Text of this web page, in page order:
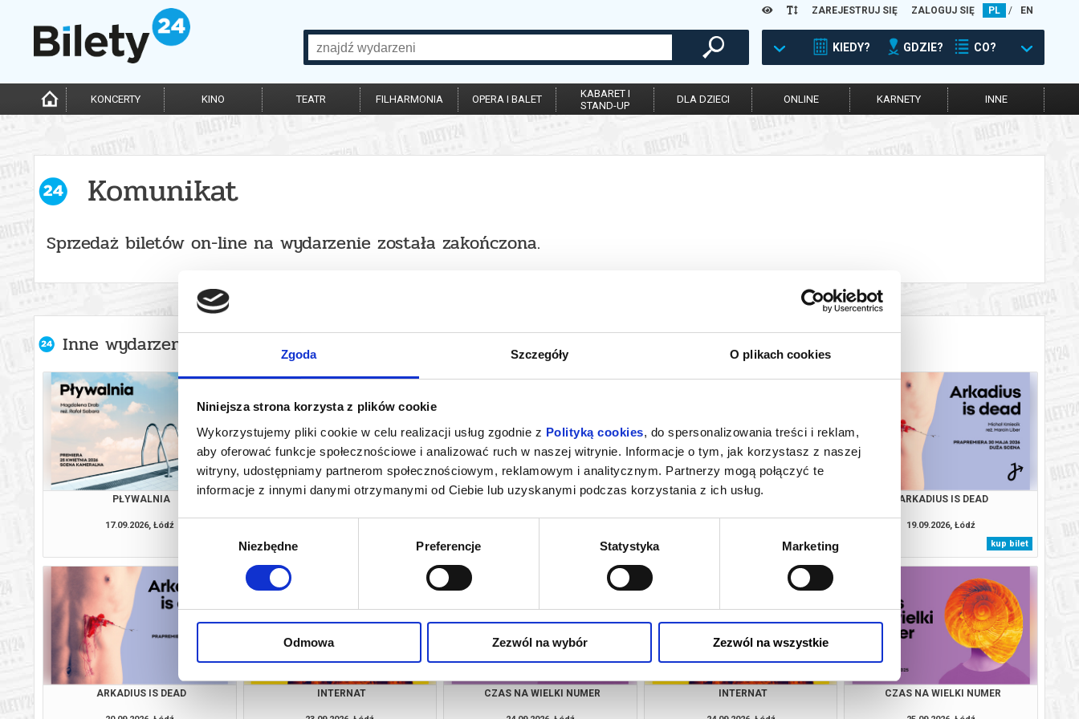
Zgoda Szczegóły O plikach cookies
Niniejsza strona korzysta z plików cookie
Wykorzystujemy pliki cookie w celu realizacji usług zgodnie z Polityką cookies, do spersonalizowania treści i reklam,
aby oferować funkcje społecznościowe i analizować ruch w naszej witrynie. Informacje o tym, jak korzystasz z naszej
witryny, udostępniamy partnerom społecznościowym, reklamowym i analitycznym. Partnerzy mogą połączyć te
informacje z innymi danymi otrzymanymi od Ciebie lub uzyskanymi podczas korzystania z ich usług.
Niezbędne Preferencje Statystyka Marketing
Odmowa Zezwól na wybór Zezwól na wszystkie
ZAREJESTRUJ SIĘ ZALOGUJ SIĘ PL / EN
KIEDY? GDZIE? CO?
KONCERTY KINO TEATR FILHARMONIA OPERA I BALET
KABARET I
STAND-UP
DLA DZIECI ONLINE KARNETY INNE
Komunikat
Sprzedaż biletów on-line na wydarzenie została zakończona.
Inne wydarzenia organizatora
PŁYWALNIA
17.09.2026, Łódź
PRANIE MUZGÓ
kup bilet
PŁYWALNIA
info
PRANIE MUZGÓ
kup bilet
ARKADIUS IS DEAD
19.09.2026, Łódź
kup bilet
ARKADIUS IS DEAD INTERNAT CZAS NA WIELKI NUMER INTERNAT CZAS NA WIELKI NUMER